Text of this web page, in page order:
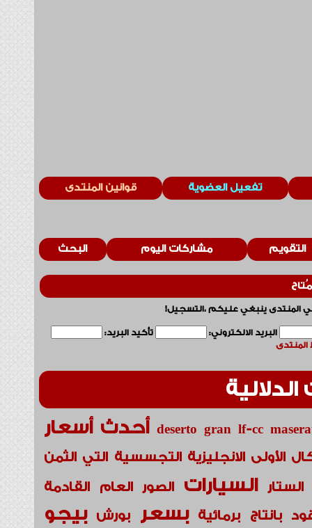
تفعيل العضوية قوانين المنتدى
مشاركات اليوم البحث
المنتدى ينبغي عليكم ،التسجيل!
البريد الالكتروني:
تأكيد البريد:
deserto gran lf-cc أحدث أسعار
الأولى الانجليزية التجسسية التي الثمن
السيارات الصور العام
القادمة
بانتاج برمائية بسعر بورش بيجو